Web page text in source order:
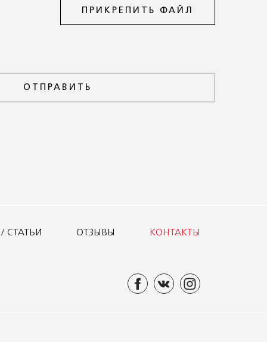
ПРИКРЕПИТЬ ФАЙЛ
ОТПРАВИТЬ
СТАТЬИ ОТЗЫВЫ КОНТАКТЫ